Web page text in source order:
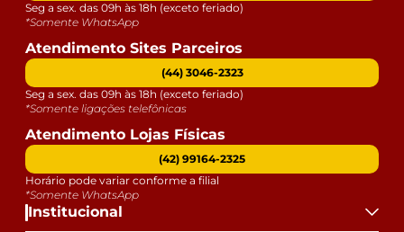
Institucional
Seg a sex. das 09h às 18h (exceto feriado)
*Somente WhatsApp
Atendimento Sites Parceiros
(44) 3046-2323
Seg a sex. das 09h às 18h (exceto feriado)
*Somente ligações telefônicas
Atendimento Lojas Físicas
(42) 99164-2325
Horário pode variar conforme a filial
*Somente WhatsApp